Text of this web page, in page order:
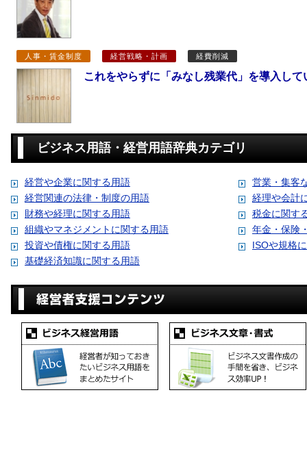
人事・賃金制度 経営戦略・計画 経費削減
これをやらずに「みなし残業代」を導入して
ビジネス用語・経営用語辞典カテゴリ
経営や企業に関する用語
営業・集客
経営関連の法律・制度の用語
経理や会計
財務や経理に関する用語
税金に関す
組織やマネジメントに関する用語
年金・保険
投資や債権に関する用語
ISOや規格
基礎経済知識に関する用語